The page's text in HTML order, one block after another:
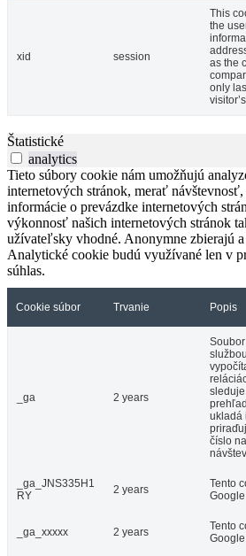
xid session
This
the
as the
only
Štatistické
analytics
Tieto súbory cookie nám umožňujú
internetových stránok, merať
informácie o prevázdke internetových
výkonnosť našich internetových stránok
užívateľsky vhodné. Anonymne zbierajú
Analytické cookie budú využívané len v
súhlas.
Cookie súbor Trvanie Popis
_ga 2 years
ukladá
číslo
_ga_JNS335H1
RY
2 years
Tento
_ga_xxxxx 2 years
Tento